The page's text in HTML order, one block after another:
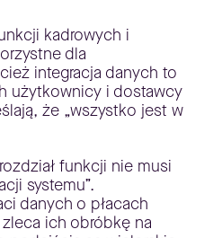
kadrowych i
dla
integracja danych to
użytkownicy i dostawcy
że „wszystko jest w
funkcji nie musi
systemu”.
danych o płacach
ich obróbkę na